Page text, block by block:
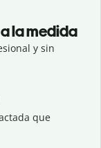
la medida
y sin
que